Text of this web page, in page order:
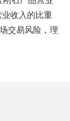
收入的比重
交易风险，理